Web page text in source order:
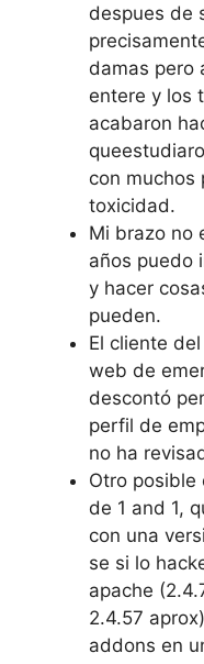
despues de
damas pero
entere y los
acabaron
con muchos
toxicidad.
Mi brazo no
años puedo
y hacer
pueden.
El cliente
web de
descontó
perfil de
no ha
Otro posible
de 1 and 1,
con una
se si lo
apache
2.4.57
addons en